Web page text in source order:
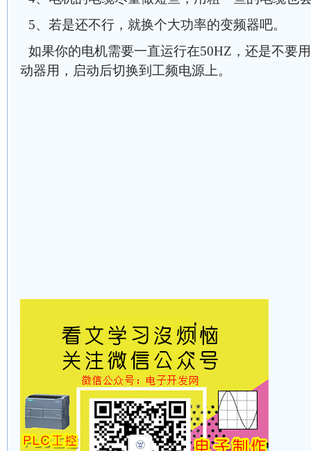
5、若是还不行，就换个大功率的变频器吧。
如果你的电机需要一直运行在50HZ，还是不要
动器用，启动后切换到工频电源上。